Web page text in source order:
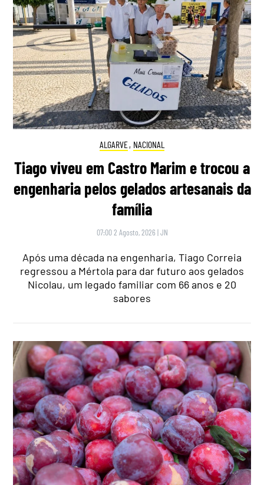
ALGARVE, NACIONAL
Tiago viveu em Castro Marim e trocou a
engenharia pelos gelados artesanais da
família
07:00 2 Agosto, 2026 |JN
Após uma década na engenharia, Tiago Correia
regressou a Mértola para dar futuro aos gelados
Nicolau, um legado familiar com 66 anos e 20
sabores